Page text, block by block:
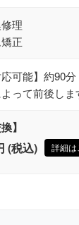
理
正
応可能】約90
って前後しま
】
(税込) 詳細は